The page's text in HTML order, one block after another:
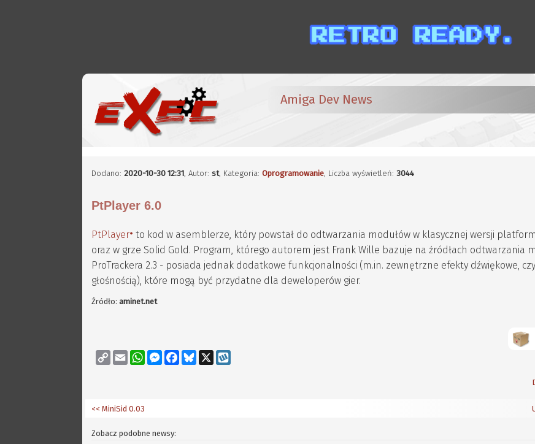
Amiga Dev News
Dodano:2020-10-30 12:31,Autor:st, Kategoria:Oprogramowanie, Liczba wyświetleń:3044
PtPlayer 6.0
PtPlayer to kod w asemblerze, który powstał do odtwarzania modułów w klasycznej wersji
oraz w grze Solid Gold. Program, którego autorem jest Frank Wille bazuje na źródłach odtwarzania
ProTrackera 2.3 - posiada jednak dodatkowe funkcjonalności (m.in. zewnętrzne efekty dźwiękowe,
głośnością), które mogą być przydatne dla deweloperów gier.
Źródło:aminet.net
Copy
Link
Email WhatsAppMessenger
FacebookBluesky
X
<< MiniSid 0.03
Zobacz podobne newsy: